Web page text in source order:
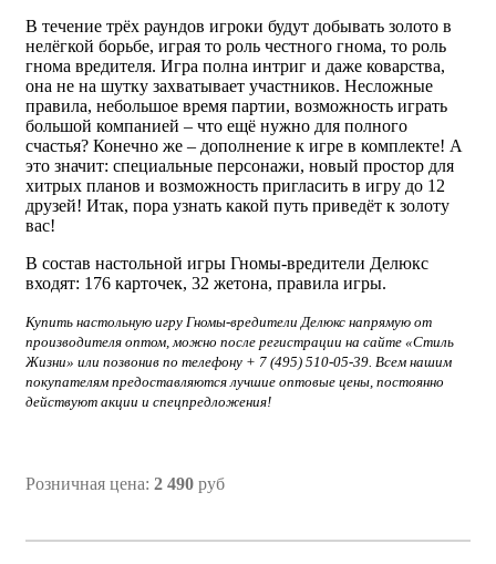
В течение трёх раундов игроки будут добывать золото в
нелёгкой борьбе, играя то роль честного гнома, то роль
гнома вредителя. Игра полна интриг и даже коварства,
она не на шутку захватывает участников. Несложные
правила, небольшое время партии, возможность играть
большой компанией – что ещё нужно для полного
счастья? Конечно же – дополнение к игре в комплекте! А
это значит: специальные персонажи, новый простор для
хитрых планов и возможность пригласить в игру до 12
друзей! Итак, пора узнать какой путь приведёт к золоту
вас!
В состав настольной игры Гномы-вредители Делюкс
входят: 176 карточек, 32 жетона, правила игры.
Купить настольную игру Гномы-вредители Делюкс напрямую от
производителя оптом, можно после регистрации на сайте «Стиль
Жизни» или позвонив по телефону + 7 (495) 510-05-39. Всем нашим
покупателям предоставляются лучшие оптовые цены, постоянно
действуют акции и спецпредложения!
Розничная цена: 2 490 руб